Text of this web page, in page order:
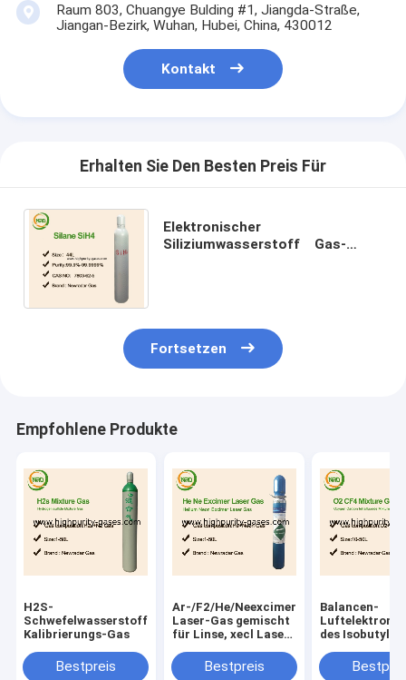
Raum 803, Chuangye Bulding #1, Jiangda-Straße,
Jiangan-Bezirk, Wuhan, Hubei, China, 430012
Kontakt
Erhalten Sie Den Besten Preis Für
Elektronischer
Siliziumwasserstoff Gas-
Fortsetzen
Empfohlene Produkte
H2S-
Schwefelwasserstoff-
Kalibrierungs-Gas
Bestpreis
Ar-/F2/He/Neexcimer-
Laser-Gas gemischt
für Linse, xecl Laser-
produzierend
Bestpreis
Balancen-
des
100 PPMs